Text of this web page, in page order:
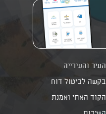
העיר והעירייה
בקשה לביטול דוח
הקוד האתי ואמנת